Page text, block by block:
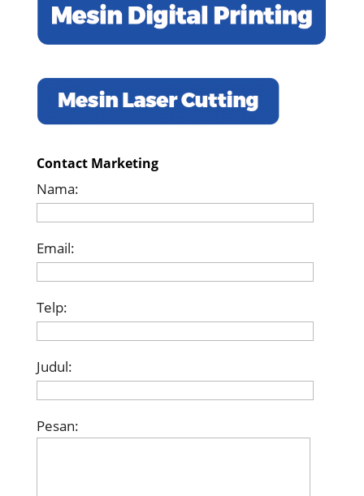
Contact Marketing
Nama:
Email:
Telp:
Judul:
Pesan: